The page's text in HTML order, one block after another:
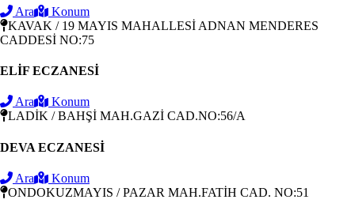
Ara
Konum
KAVAK / 19 MAYIS MAHALLESİ ADNAN MENDERES
CADDESİ NO:75
ELİF ECZANESİ
Ara
Konum
LADİK / BAHŞİ MAH.GAZİ CAD.NO:56/A
DEVA ECZANESİ
Ara
Konum
ONDOKUZMAYIS / PAZAR MAH.FATİH CAD. NO:51